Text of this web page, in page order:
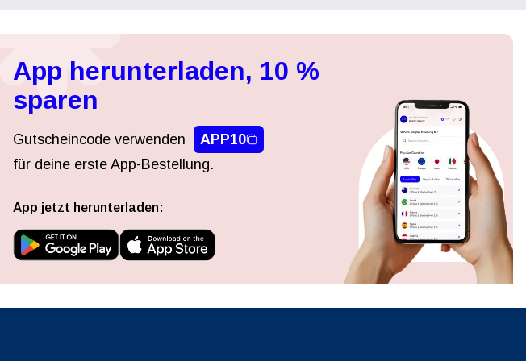
App herunterladen, 10 %
sparen
Gutscheincode verwenden
APP10
für deine erste App-Bestellung.
App jetzt herunterladen:
한국어
繁體中文
AUD - Australischer Dollar
GBP - Pfund Sterling
ILS - Israelischer Schekel
NZD - Neuseeland-Dollar